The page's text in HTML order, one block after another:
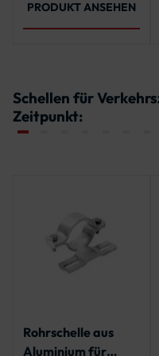
Pfosten ab 2000 mm)
PRODUKT ANSEHEN
Schellen für
Zeitpunkt:
Rohrschelle aus
Aluminium für